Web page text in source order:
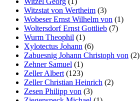
Witzstat von Wertheim (3)
Wobeser Ernst Wilhelm von (1)
Woltersdorf Ernst Gottlieb (7)
Wurm Theophil (1)
Xylotectus Johann (6)
Zabuesnig Johann Christoph von (2)
Zehner Samuel (1)
Zeller Albert (123)
Zeller Christian Heinrich (2)
Zesen Philipp von (3)